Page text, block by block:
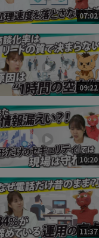
07:02
09:22
10:20
11:37